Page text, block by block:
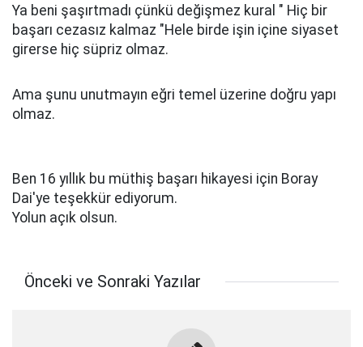
Ya beni şaşırtmadı çünkü değişmez kural " Hiç bir
başarı cezasız kalmaz "Hele birde işin içine siyaset
girerse hiç süpriz olmaz.
Ama şunu unutmayın eğri temel üzerine doğru yapı
olmaz.
Ben 16 yıllık bu müthiş başarı hikayesi için Boray
Dai'ye teşekkür ediyorum.
Yolun açık olsun.
Önceki ve Sonraki Yazılar